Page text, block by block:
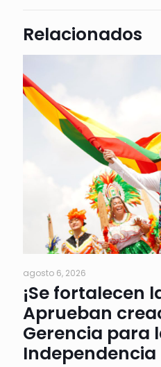
Relacionados
agosto 6, 2026
¡Se fortalecen
Aprueban
Gerencia para
Independencia